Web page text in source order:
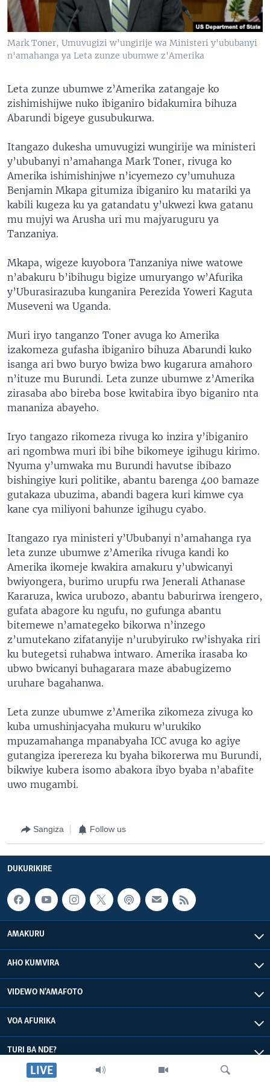
LIVE
Mark Toner, Umuvugizi w'ungirije wa Ministeri y'ububanyi
n'amahanga ya Leta zunze ubumwe z'Amerika
Leta zunze ubumwe z’Amerika zatangaje ko
zishimishijwe nuko ibiganiro bidakumira bihuza
Abarundi bigeye gusubukurwa.
Itangazo dukesha umuvugizi wungirije wa ministeri
y’ububanyi n’amahanga Mark Toner, rivuga ko
Amerika ishimishinjwe n’icyemezo cy’umuhuza
Benjamin Mkapa gitumiza ibiganiro ku matariki ya
kabili kugeza ku ya gatandatu y’ukwezi kwa gatanu
mu mujyi wa Arusha uri mu majyaruguru ya
Tanzaniya.
Mkapa, wigeze kuyobora Tanzaniya niwe watowe
n’abakuru b’ibihugu bigize umuryango w’Afurika
y’Uburasirazuba kunganira Perezida Yoweri Kaguta
Museveni wa Uganda.
Muri iryo tanganzo Toner avuga ko Amerika
izakomeza gufasha ibiganiro bihuza Abarundi kuko
isanga ari bwo buryo bwiza bwo kugarura amahoro
n’ituze mu Burundi. Leta zunze ubumwe z’Amerika
zirasaba abo bireba bose kwitabira ibyo biganiro nta
mananiza abayeho.
Iryo tangazo rikomeza rivuga ko inzira y’ibiganiro
ari ngombwa muri ibi bihe bikomeye igihugu kirimo.
Nyuma y’umwaka mu Burundi havutse ibibazo
bishingiye kuri politike, abantu barenga 400 bamaze
gutakaza ubuzima, abandi bagera kuri kimwe cya
kane cya miliyoni bahunze igihugu cyabo.
Itangazo rya ministeri y’Ububanyi n’amahanga rya
leta zunze ubumwe z’Amerika rivuga kandi ko
Amerika ikomeje kwakira amakuru y’ubwicanyi
bwiyongera, burimo urupfu rwa Jenerali Athanase
Kararuza, kwica urubozo, abantu baburirwa irengero,
gufata abagore ku ngufu, no gufunga abantu
bitemewe n’amategeko bikorwa n’inzego
z’umutekano zifatanyije n’urubyiruko rw’ishyaka riri
ku butegetsi ruhabwa intwaro. Amerika irasaba ko
ubwo bwicanyi buhagarara maze ababugizemo
uruhare bagahanwa.
Leta zunze ubumwe z’Amerika zikomeza zivuga ko
kuba umushinjacyaha mukuru w’urukiko
mpuzamahanga mpanabyaha ICC avuga ko agiye
gutangiza iperereza ku byaha bikorerwa mu Burundi,
bikwiye kubera isomo abakora ibyo byaba n’abafite
uwo mugambi.
Sangiza Follow us
DUKURIKIRE
AMAKURU
AHO KUMVIRA
VIDEWO N'AMAFOTO
VOA AFURIKA
TURI BA NDE?